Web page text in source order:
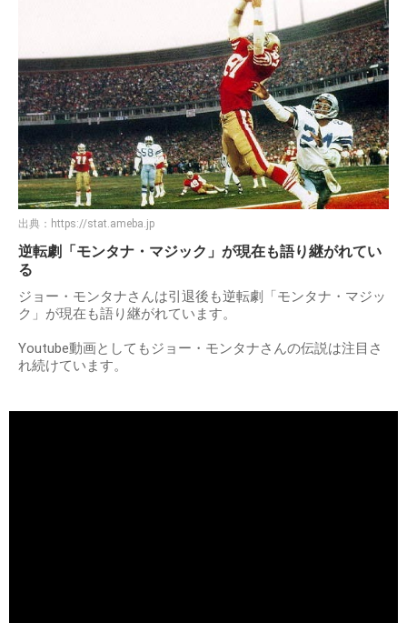
スーパーボウルでは「4戦全勝」「MVP3回」という実績
ジョー・モンタナさんはスーパーボウル（NFL決勝決定戦）
では「4戦全勝」とチームに大きく貢献しました。
さらに「MVP3回」という実績もあり、いかにジョー・モン
タナさんが凄い選手なのかを物語っています。